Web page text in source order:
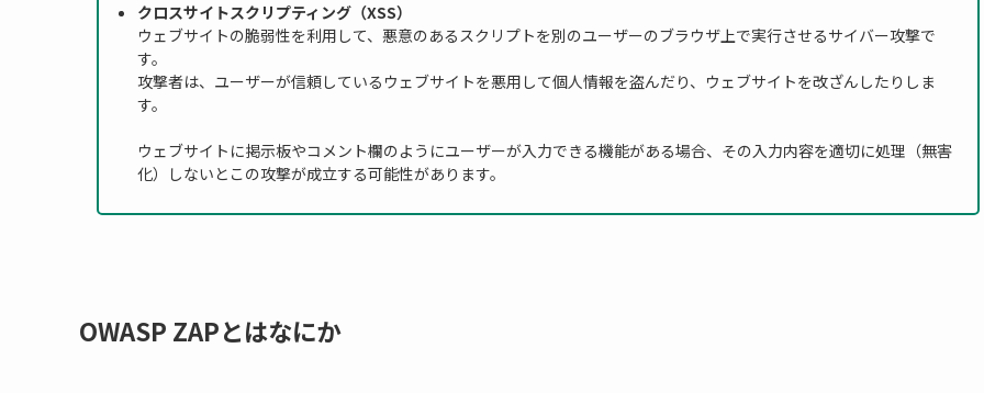
クロスサイトスクリプティング（XSS）
ウェブサイトの脆弱性を利用して、悪意のあるスクリプトを別のユーザーのブラウザ上で実行させるサイバー攻撃で
す。
攻撃者は、ユーザーが信頼しているウェブサイトを悪用して個人情報を盗んだり、ウェブサイトを改ざんしたりしま
す。
ウェブサイトに掲示板やコメント欄のようにユーザーが入力できる機能がある場合、その入力内容を適切に処理（無害
化）しないとこの攻撃が成立する可能性があります。
OWASP ZAPとはなにか